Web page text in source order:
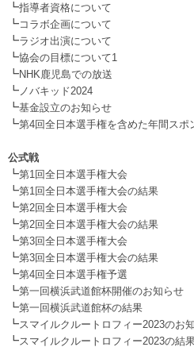
┗指導者資格について
┗コラボ企画について
┗ラジオ出演について
┗協会の目標について1
┗NHK鹿児島での放送
┗ ノバキッド2024
┗基金設立のお知らせ
┗第4回全日本選手権を含めた年間スポ
公式戦
┗第1回全日本選手権大会
┗第1回全日本選手権大会の結果
┗第2回全日本選手権大会
┗第2回全日本選手権大会の結果
┗第3回全日本選手権大会
┗第3回全日本選手権大会の結果
┗第4回全日本選手権予選
┗第一回横浜武道館杯開催のお知らせ
┗第一回横浜武道館杯の結果
┗スマイルクルートロフィー2023のお
┗スマイルクルートロフィー2023の結